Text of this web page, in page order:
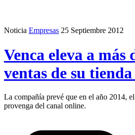
Noticia Empresas 25 Septiembre 2012
Venca eleva a más
ventas de su
La compañía prevé que en el año 2014,
provenga del canal online.